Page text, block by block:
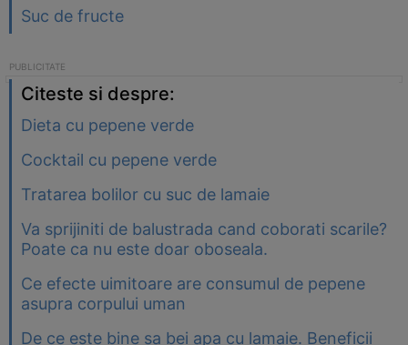
Suc de fructe
Citeste si despre:
Dieta cu pepene verde
Cocktail cu pepene verde
Tratarea bolilor cu suc de lamaie
Va sprijiniti de balustrada cand coborati scarile?
Poate ca nu este doar oboseala.
Ce efecte uimitoare are consumul de pepene
asupra corpului uman
De ce este bine sa bei apa cu lamaie. Beneficii